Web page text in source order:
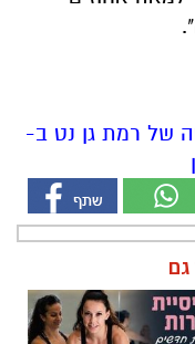
של רמת גן נט ב-
גם